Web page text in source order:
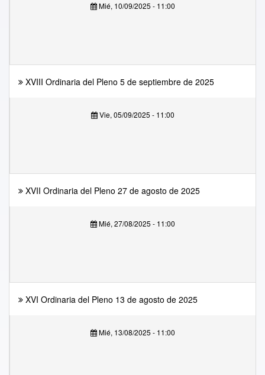
Mié, 10/09/2025 - 11:00
XVIII Ordinaria del Pleno 5 de septiembre de 2025
Vie, 05/09/2025 - 11:00
XVII Ordinaria del Pleno 27 de agosto de 2025
Mié, 27/08/2025 - 11:00
XVI Ordinaria del Pleno 13 de agosto de 2025
Mié, 13/08/2025 - 11:00